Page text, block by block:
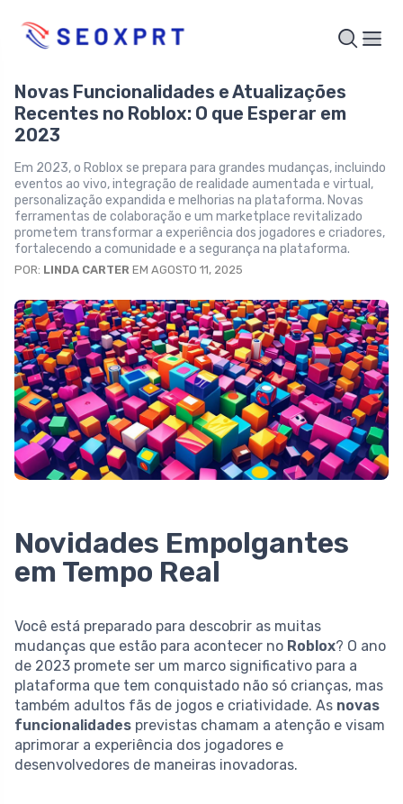
Novas Funcionalidades e Atualizações
Recentes no Roblox: O que Esperar em
2023
Em 2023, o Roblox se prepara para grandes mudanças, incluindo
eventos ao vivo, integração de realidade aumentada e virtual,
personalização expandida e melhorias na plataforma. Novas
ferramentas de colaboração e um marketplace revitalizado
prometem transformar a experiência dos jogadores e criadores,
fortalecendo a comunidade e a segurança na plataforma.
POR: LINDA CARTER EM AGOSTO 11, 2025
Novidades Empolgantes
em Tempo Real
Você está preparado para descobrir as muitas
mudanças que estão para acontecer no Roblox? O ano
de 2023 promete ser um marco significativo para a
plataforma que tem conquistado não só crianças, mas
também adultos fãs de jogos e criatividade. As novas
funcionalidades previstas chamam a atenção e visam
aprimorar a experiência dos jogadores e
desenvolvedores de maneiras inovadoras.